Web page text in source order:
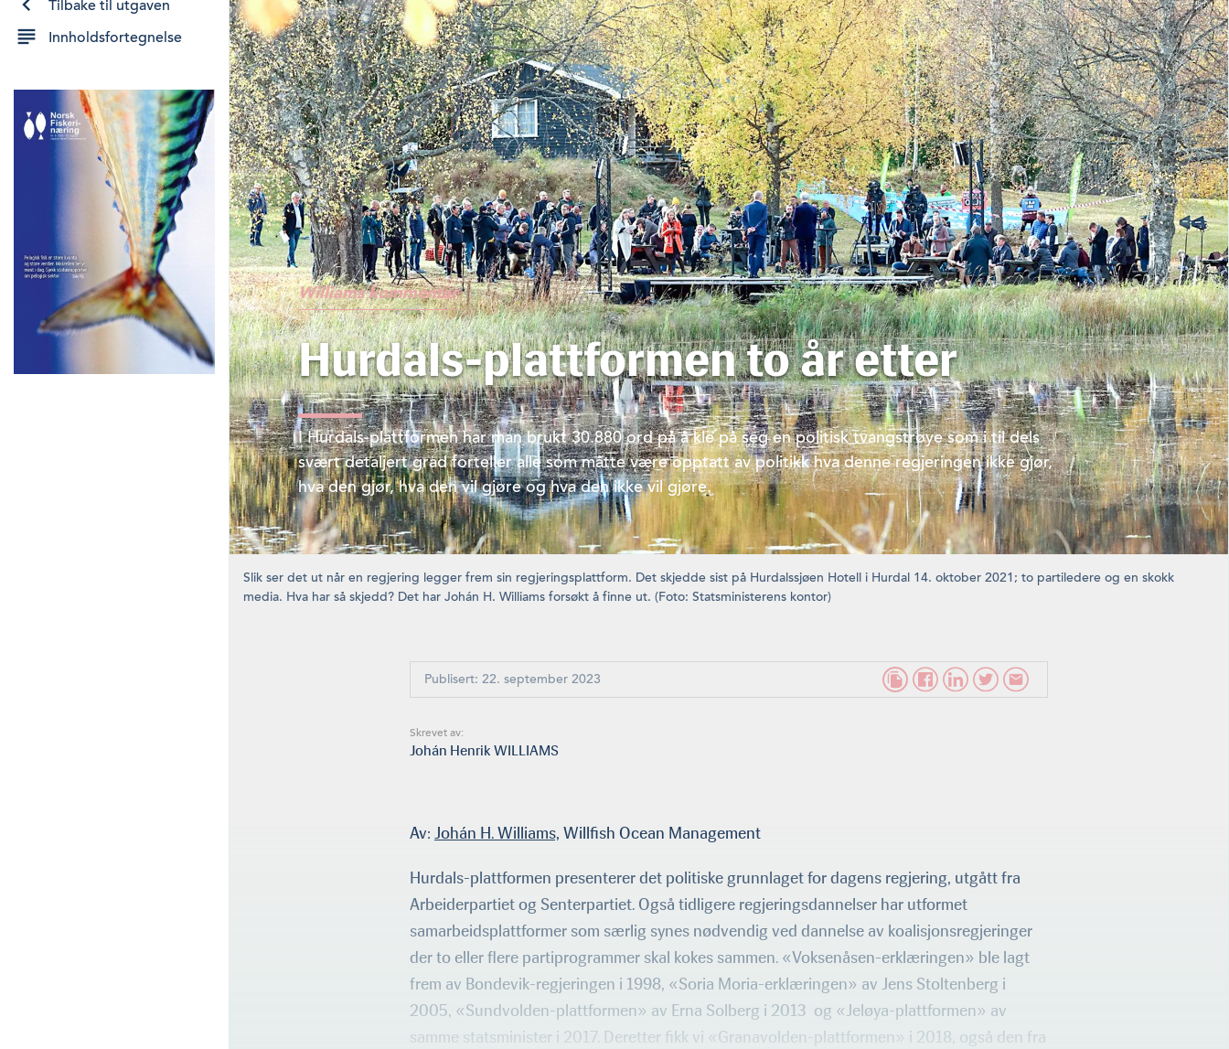
Tilbake til utgaven
Innholdsfortegnelse
Williams kommentar
Hurdals-plattformen to år etter
I Hurdals-plattformen har man brukt 30.880 ord på å kle på seg en politisk tvangstrøye som i til dels
svært detaljert grad forteller alle som måtte være opptatt av politikk hva denne regjeringen ikke gjør,
hva den gjør, hva den vil gjøre og hva den ikke vil gjøre.
Slik ser det ut når en regjering legger frem sin regjeringsplattform. Det skjedde sist på Hurdalssjøen Hotell i Hurdal 14. oktober 2021; to partiledere og en skokk
media. Hva har så skjedd? Det har Johán H. Williams forsøkt å finne ut. (Foto: Statsministerens kontor)
Publisert: 22. september 2023
Skrevet av:
Johán Henrik WILLIAMS
Av: Johán H. Williams, Willfish Ocean Management
Hurdals-plattformen presenterer det politiske grunnlaget for dagens regjering, utgått fra
Arbeiderpartiet og Senterpartiet. Også tidligere regjeringsdannelser har utformet
samarbeidsplattformer som særlig synes nødvendig ved dannelse av koalisjonsregjeringer
der to eller flere partiprogrammer skal kokes sammen. «Voksenåsen-erklæringen» ble lagt
frem av Bondevik-regjeringen i 1998, «Soria Moria-erklæringen» av Jens Stoltenberg i
2005, «Sundvolden-plattformen» av Erna Solberg i 2013 og «Jeløya-plattformen» av
samme statsminister i 2017. Deretter fikk vi «Granavolden-plattformen» i 2018, også den fra